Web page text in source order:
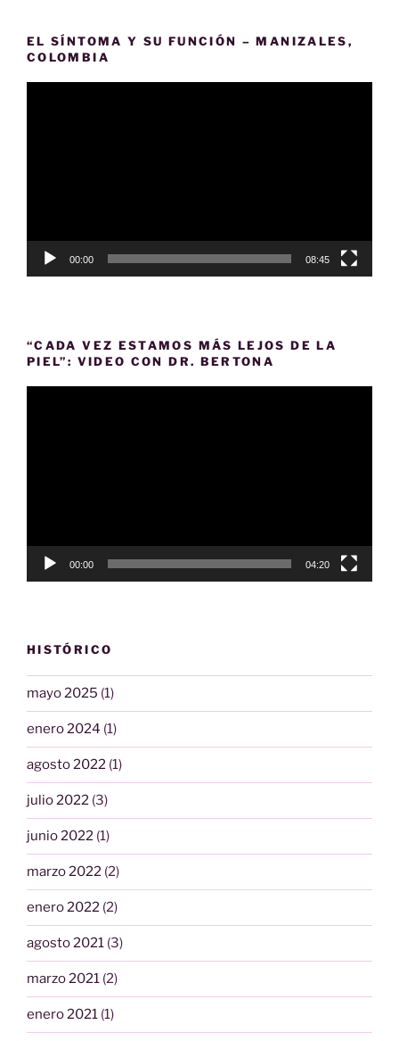
EL SÍNTOMA Y SU FUNCIÓN – MANIZALES,
COLOMBIA
00:00 08:45
“CADA VEZ ESTAMOS MÁS LEJOS DE LA
PIEL”: VIDEO CON DR. BERTONA
00:00 04:20
HISTÓRICO
mayo 2025 (1)
enero 2024 (1)
agosto 2022 (1)
julio 2022 (3)
junio 2022 (1)
marzo 2022 (2)
enero 2022 (2)
agosto 2021 (3)
marzo 2021 (2)
enero 2021 (1)